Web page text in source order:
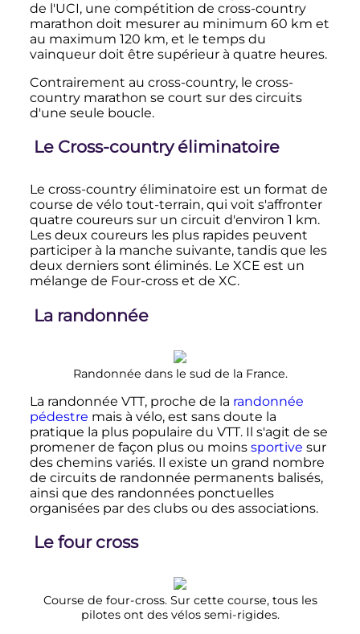
de l'UCI, une compétition de cross-country
marathon doit mesurer au minimum 60 km et
au maximum 120 km, et le temps du
vainqueur doit être supérieur à quatre heures.
Contrairement au cross-country, le cross-
country marathon se court sur des circuits
d'une seule boucle.
Le Cross-country éliminatoire
Le cross-country éliminatoire est un format de
course de vélo tout-terrain, qui voit s'affronter
quatre coureurs sur un circuit d'environ 1 km.
Les deux coureurs les plus rapides peuvent
participer à la manche suivante, tandis que les
deux derniers sont éliminés. Le XCE est un
mélange de Four-cross et de XC.
La randonnée
Randonnée dans le sud de la France.
La randonnée VTT, proche de la randonnée
pédestre mais à vélo, est sans doute la
pratique la plus populaire du VTT. Il s'agit de se
promener de façon plus ou moins sportive sur
des chemins variés. Il existe un grand nombre
de circuits de randonnée permanents balisés,
ainsi que des randonnées ponctuelles
organisées par des clubs ou des associations.
Le four cross
Course de four-cross. Sur cette course, tous les
pilotes ont des vélos semi-rigides.